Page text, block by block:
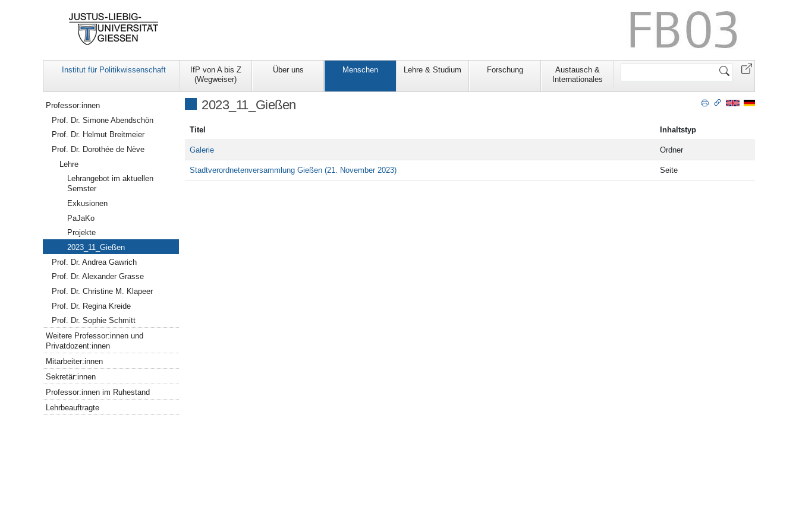
Institut für Politikwissenschaft
IfP von A bis Z
(Wegweiser)
Über uns Menschen Lehre & Studium Forschung
Austausch &
Internationales
Website
2023_11_Gießen
Titel Inhaltstyp
Galerie Ordner
Stadtverordnetenversammlung Gießen (21. November 2023) Seite
Navigation
Professor:innen
Prof. Dr. Simone Abendschön
Prof. Dr. Helmut Breitmeier
Prof. Dr. Dorothée de Nève
Lehre
Lehrangebot im aktuellen
Semster
Exkusionen
PaJaKo
Projekte
2023_11_Gießen
Prof. Dr. Andrea Gawrich
Prof. Dr. Alexander Grasse
Prof. Dr. Christine M. Klapeer
Prof. Dr. Regina Kreide
Prof. Dr. Sophie Schmitt
Weitere Professor:innen und
Privatdozent:innen
Mitarbeiter:innen
Sekretär:innen
Professor:innen im Ruhestand
Lehrbeauftragte